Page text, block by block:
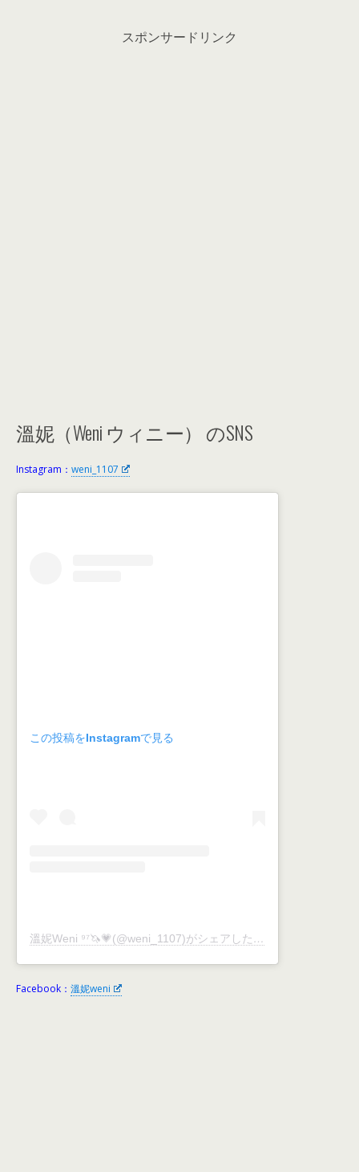
スポンサードリンク
溫妮（Weni ウィニー） のSNS
Instagram： weni_1107
この投稿をInstagramで見る
溫妮Weni ⁹⁷🦄💗(@weni_1107)がシェアした投稿
Facebook： 溫妮weni